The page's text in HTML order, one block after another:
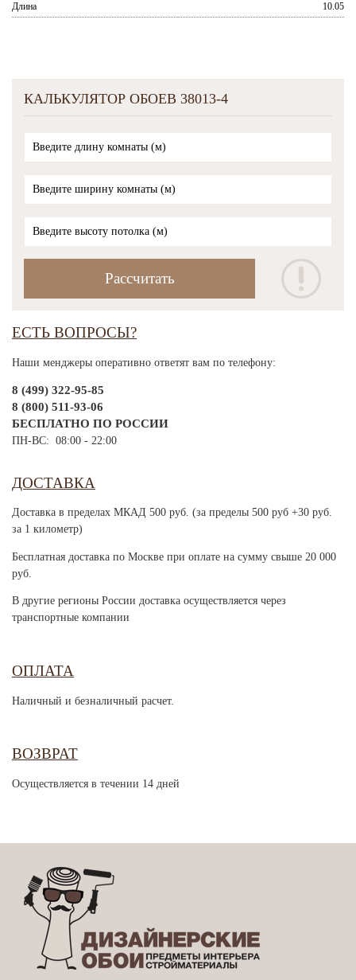
Длина
10.05
КАЛЬКУЛЯТОР ОБОЕВ 38013-4
ЕСТЬ ВОПРОСЫ?
Наши менджеры оперативно ответят вам по телефону:
8 (499) 322-95-85
8 (800) 511-93-06
БЕСПЛАТНО ПО РОССИИ
ПН-ВС: 08:00 - 22:00
ДОСТАВКА
Доставка в пределах МКАД 500 руб. (за пределы 500 руб +30 руб.
за 1 километр)
Бесплатная доставка по Москве при оплате на сумму свыше 20 000
руб.
В другие регионы России доставка осуществляется через
транспортные компании
ОПЛАТА
Наличный и безналичный расчет.
ВОЗВРАТ
Осуществляется в течении 14 дней